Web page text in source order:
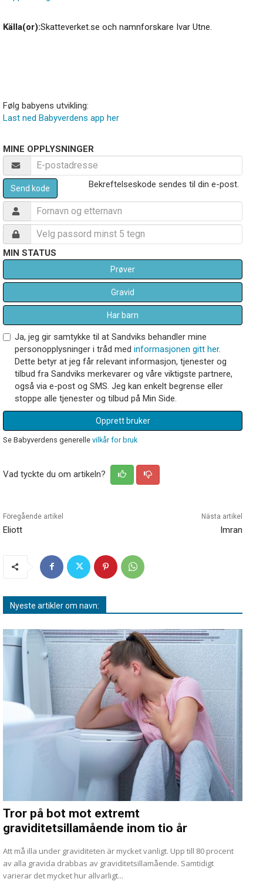
Källa(or):Skatteverket.se och namnforskare Ivar Utne.
Følg babyens utvikling:
Last ned Babyverdens app her
MINE OPPLYSNINGER
Send kode Bekreftelseskode sendes til din e-post.
MIN STATUS
Prøver
Gravid
Har barn
Ja, jeg gir samtykke til at Sandviks behandler mine
personopplysninger i tråd med informasjonen gitt her.
Dette betyr at jeg får relevant informasjon, tjenester og
tilbud fra Sandviks merkevarer og våre viktigste partnere,
også via e-post og SMS. Jeg kan enkelt begrense eller
stoppe alle tjenester og tilbud på Min Side.
Opprett bruker
Se Babyverdens generelle vilkår for bruk
Vad tyckte du om artikeln?
Föregående artikel
Eliott
Nästa artikel
Imran
Nyeste artikler om navn:
Tror på bot mot extremt
graviditetsillamående inom tio år
Att må illa under graviditeten är mycket vanligt. Upp till 80 procent
av alla gravida drabbas av graviditetsillamående. Samtidigt
varierar det mycket hur allvarligt...